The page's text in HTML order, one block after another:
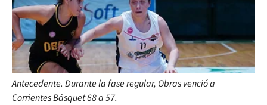
Antecedente. Durante la fase regular, Obras venció a
Corrientes Básquet 68 a 57.